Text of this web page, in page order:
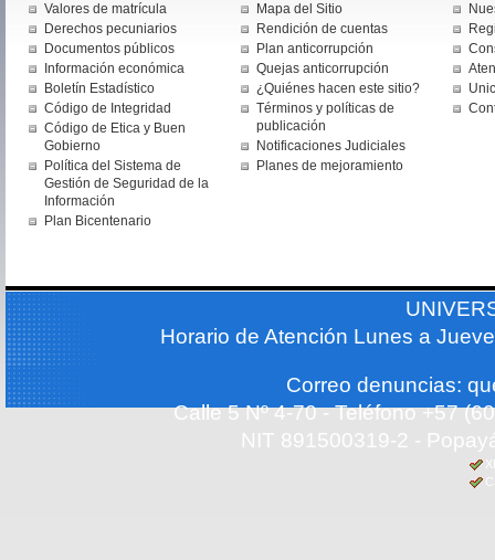
Valores de matrícula
Derechos pecuniarios
Documentos públicos
Información económica
Boletín Estadístico
Código de Integridad
Código de Etica y Buen
Gobierno
Política del Sistema de
Gestión de Seguridad de la
Información
Plan Bicentenario
Mapa del Sitio
Rendición de cuentas
Plan anticorrupción
Quejas anticorrupción
¿Quiénes hacen este sitio?
Términos y políticas de
publicación
Notificaciones Judiciales
Planes de mejoramiento
Horario de Atención Lunes a
Correo denuncias:
Calle 5 Nº 4-70 - Teléfono +57
NIT 891500319-2 -